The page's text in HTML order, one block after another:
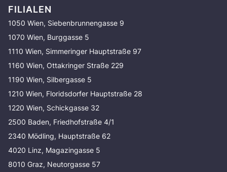
FILIALEN
1050 Wien, Siebenbrunnengasse 9
1070 Wien, Burggasse 5
1110 Wien, Simmeringer Hauptstraße 97
1160 Wien, Ottakringer Straße 229
1190 Wien, Silbergasse 5
1210 Wien, Floridsdorfer Hauptstraße 28
1220 Wien, Schickgasse 32
2500 Baden, Friedhofstraße 4/1
2340 Mödling, Hauptstraße 62
4020 Linz, Magazingasse 5
8010 Graz, Neutorgasse 57